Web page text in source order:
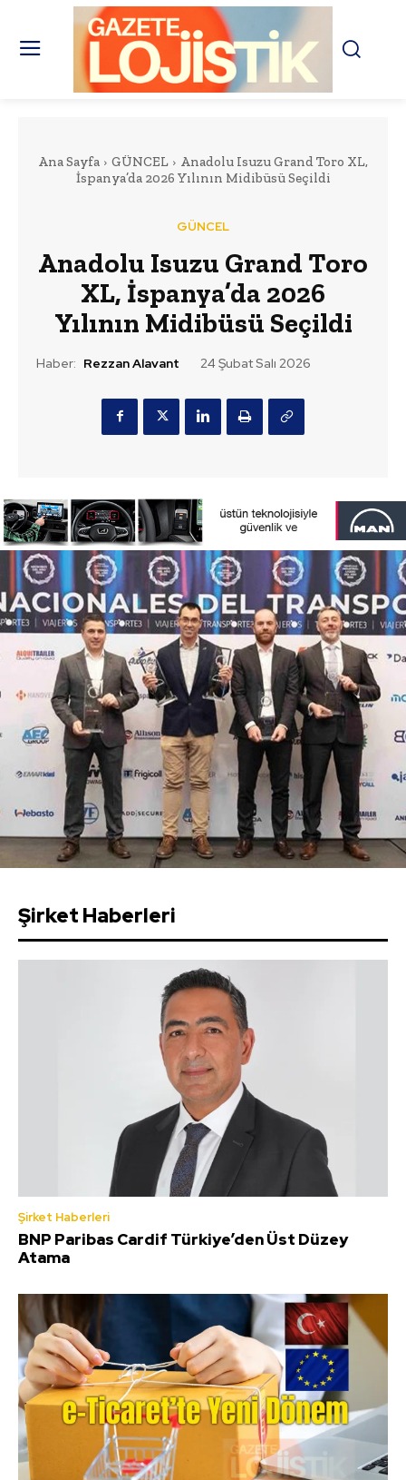
Ana Sayfa GÜNCEL
Anadolu Isuzu Grand Toro XL,
İspanya’da 2026 Yılının Midibüsü Seçildi
GÜNCEL
Anadolu Isuzu Grand Toro
XL, İspanya’da 2026
Yılının Midibüsü Seçildi
Haber: Rezzan Alavant 24 Şubat Salı 2026
Şirket Haberleri
Şirket Haberleri
BNP Paribas Cardif Türkiye’den Üst Düzey
Atama